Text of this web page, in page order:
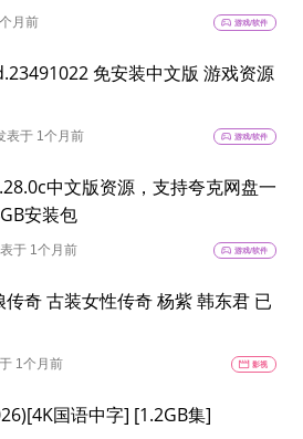
月前 sports_esports 游戏/软件
免安装中文版 游戏资源
表于 1个月前 sports_esports 游戏/软件
中文版资源，支持夸克网盘一
安装包
于 1个月前 sports_esports 游戏/软件
奇 古装女性传奇 杨紫 韩东君 已
1个月前 movie 影视
国语中字] [1.2GB集]